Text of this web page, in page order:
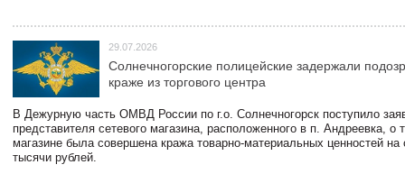
29.07.2026
Солнечногорские полицейские задержали
краже из торгового центра
В Дежурную часть ОМВД России по г.о. Солнечногорск поступило
представителя сетевого магазина, расположенного в п. Андреевка, о
магазине была совершена кража товарно-материальных ценностей
тысячи рублей.